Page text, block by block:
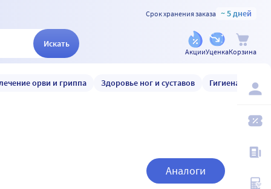
Срок хранения заказа ~ 5 дней
Искать
АкцииУценкаКорзина
орви и гриппа Здоровье ног и суставов Гигиена и уход
Аналоги